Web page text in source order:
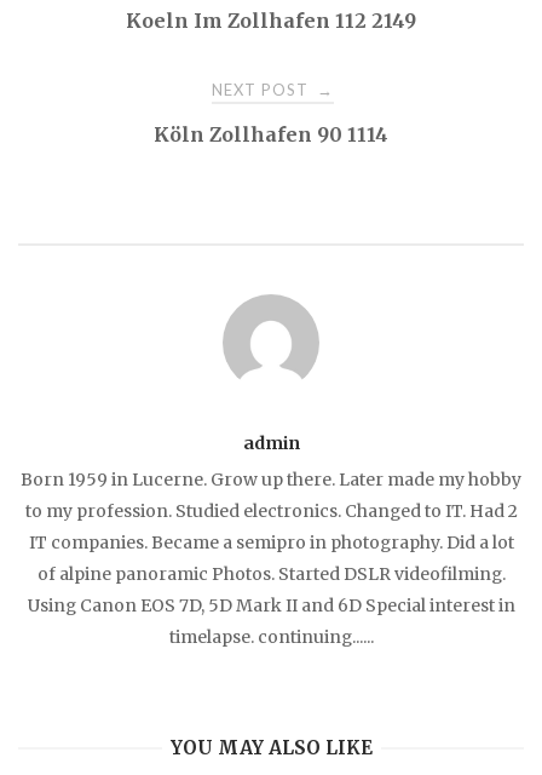
navigationKoeln Im Zollhafen 112 2149
NEXT POST →
Köln Zollhafen 90 1114
admin
Born 1959 in Lucerne. Grow up there. Later made my hobby
to my profession. Studied electronics. Changed to IT. Had 2
IT companies. Became a semipro in photography. Did a lot
of alpine panoramic Photos. Started DSLR videofilming.
Using Canon EOS 7D, 5D Mark II and 6D Special interest in
timelapse. continuing......
YOU MAY ALSO LIKE